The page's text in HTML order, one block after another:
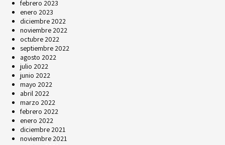
febrero 2023
enero 2023
diciembre 2022
noviembre 2022
octubre 2022
septiembre 2022
agosto 2022
julio 2022
junio 2022
mayo 2022
abril 2022
marzo 2022
febrero 2022
enero 2022
diciembre 2021
noviembre 2021